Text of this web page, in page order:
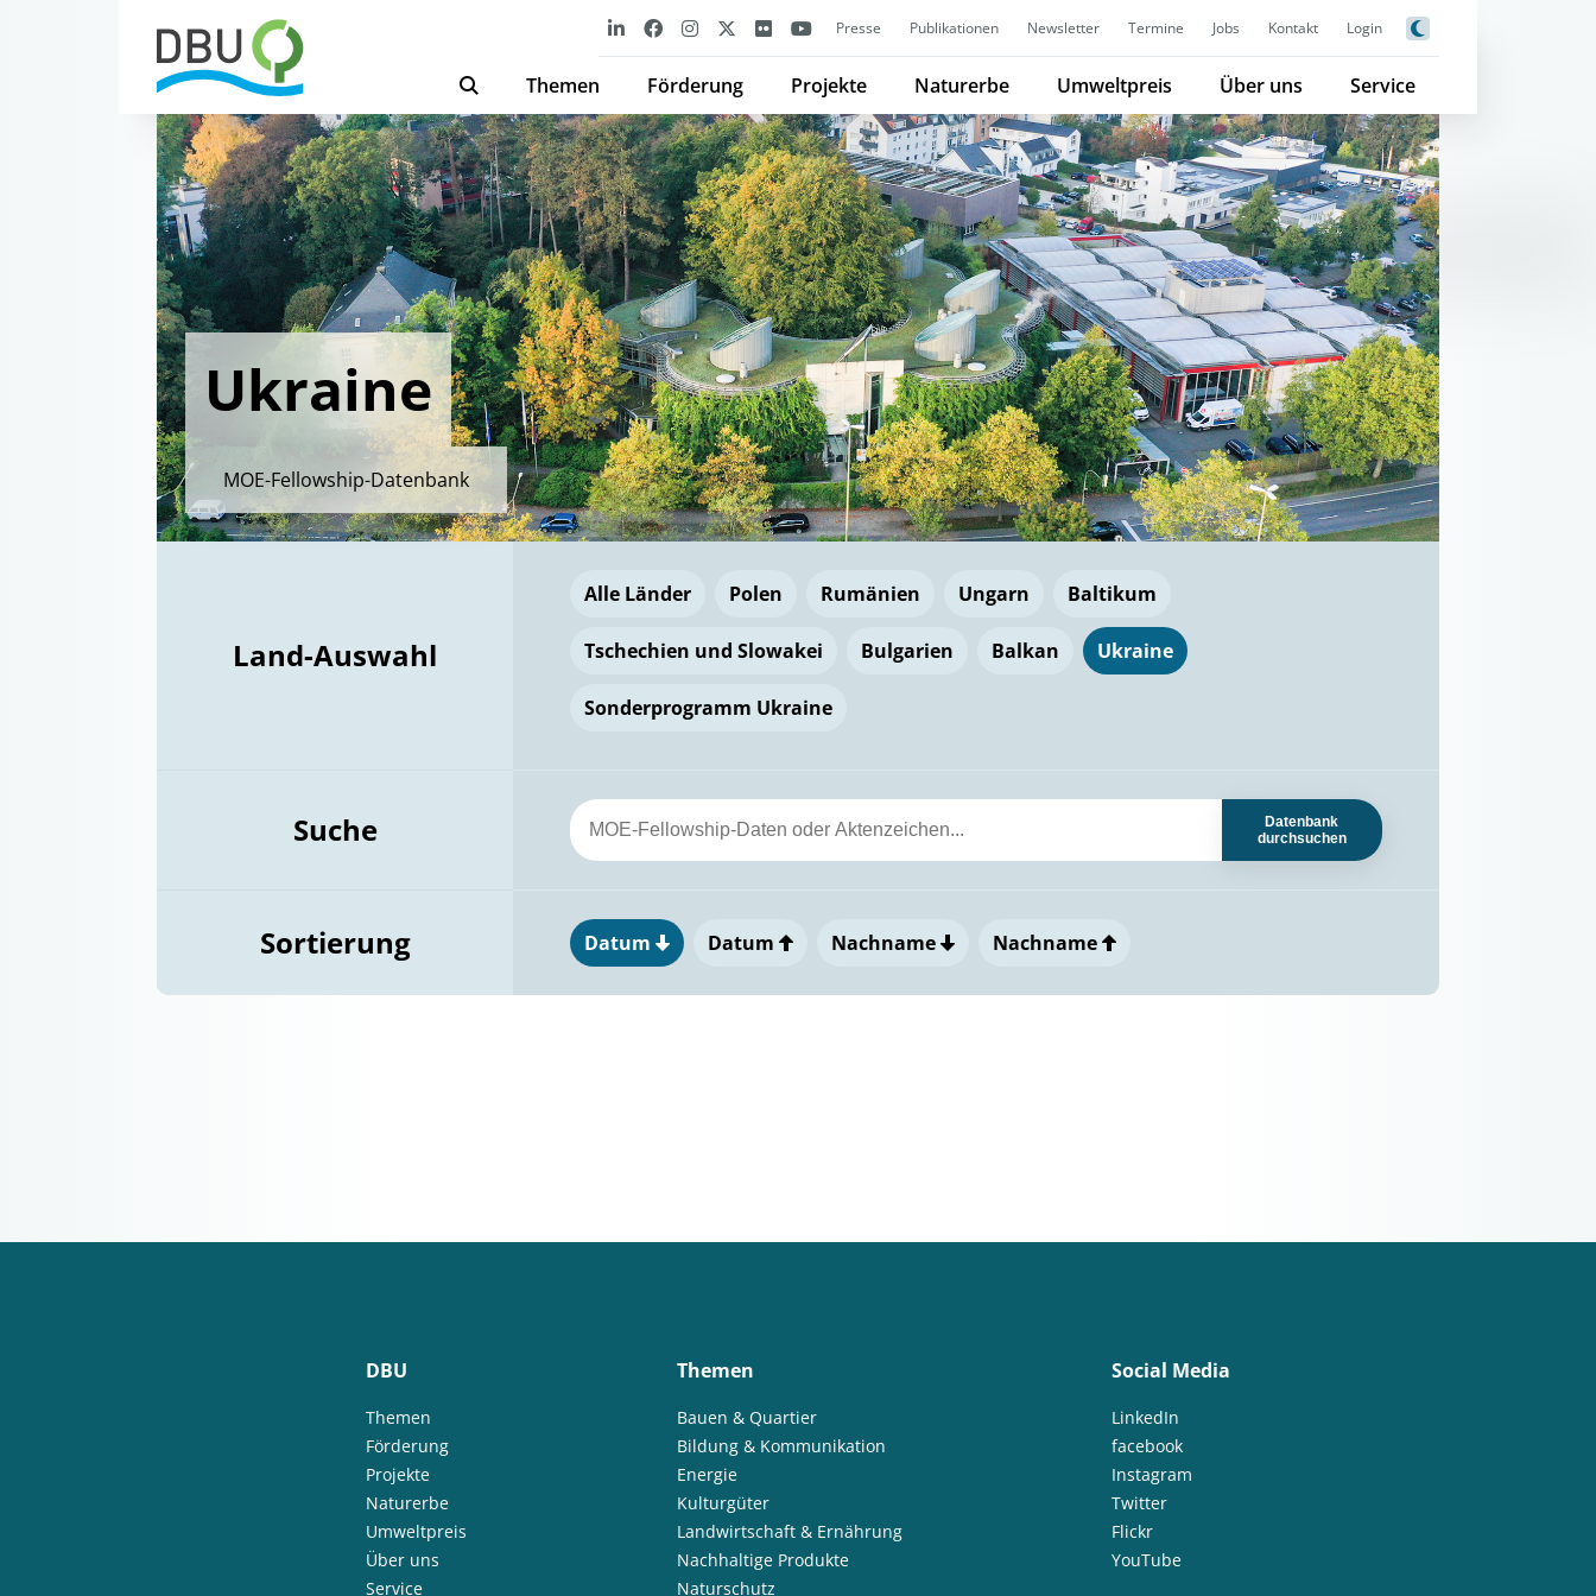
Presse Publikationen Newsletter Termine Jobs Kontakt Login
Themen Förderung Projekte Naturerbe Umweltpreis Über uns Service
Ukraine
MOE-Fellowship-Datenbank
Land-Auswahl
Alle Länder Polen Rumänien Ungarn Baltikum
Tschechien und Slowakei Bulgarien Balkan Ukraine
Sonderprogramm Ukraine
Suche
Datenbank
durchsuchen
Sortierung Datum Datum Nachname Nachname
DBU
Themen
Förderung
Projekte
Naturerbe
Umweltpreis
Über uns
Service
Themen
Bauen & Quartier
Bildung & Kommunikation
Energie
Kulturgüter
Landwirtschaft & Ernährung
Nachhaltige Produkte
Naturschutz
Social Media
LinkedIn
facebook
Instagram
Twitter
Flickr
YouTube